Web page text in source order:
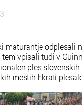
maturantje odplesali
tem vpisali tudi v
ples
mestih hkrati